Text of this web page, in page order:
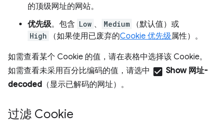
的顶级网址的网站。
优先级。包含 Low 、 Medium （默认值）或
High （如果使用已废弃的Cookie 优先级属性）。
如需查看某个 Cookie 的值，请在表格中选择该 Cookie。
如需查看未采用百分比编码的值，请选中 check_box Show 网址-
decoded （显示已解码的网址）。
过滤 Cookie